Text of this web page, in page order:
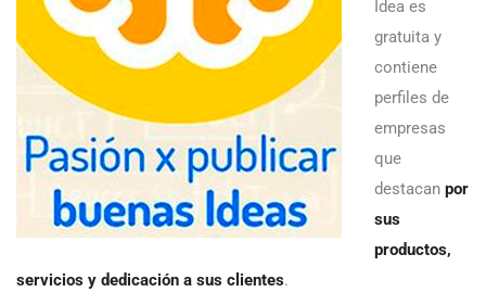
Idea es
gratuita y
contiene
perfiles de
empresas
que
destacan por
sus
productos,
servicios y dedicación a sus clientes.